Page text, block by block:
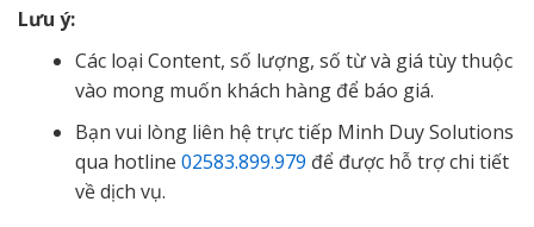
Lưu ý:
Các loại Content, số lượng, số từ và giá tùy thuộc
vào mong muốn khách hàng để báo giá.
Bạn vui lòng liên hệ trực tiếp Minh Duy Solutions
qua hotline 02583.899.979 để được hỗ trợ chi tiết
về dịch vụ.